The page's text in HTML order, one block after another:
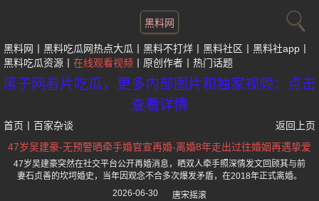
黑料网
黑料网 黑料吃瓜网热点大瓜 黑料不打烊 黑料社区
黑料社app
黑料吃瓜资源
在线观看视频 原创作者 热门话题
黑子网看片吃瓜，更多内部图片和独家视频：点击
查看详情
首页 百家杂谈
返回上页
47岁吴建豪-无预警晒牵手婚官宣再婚-离婚8年走出过往婚姻再遇挚爱
47岁吴建豪突然在社交平台公开再婚消息，晒双人牵手照深情发文回顾其与前
妻石贞善的坎坷婚史，当年因观念不合多次爆发矛盾，在2018年正式离婚。
2026-06-30
唐宋摇滚